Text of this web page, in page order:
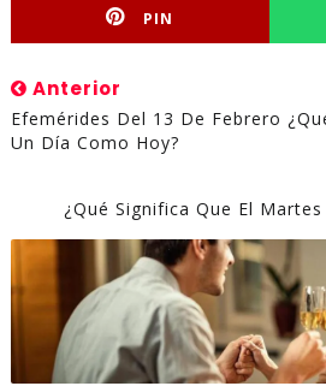
PIN
Anterior
Efemérides Del 13 De Febrero
Un Día Como Hoy?
¿Qué Significa Que El